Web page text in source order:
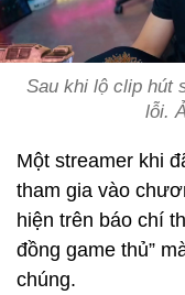
Sau khi lộ clip hút
lỗi.
Một streamer khi
tham gia vào
hiện trên báo chí
đồng game thủ”
chúng.